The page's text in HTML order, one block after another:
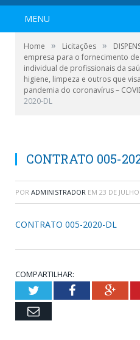
MENU
Home » Licitações »
empresa para o fornecimento
individual de profissionais da
higiene, limpeza e outros que
pandemia do coronavírus –
2020-DL
CONTRATO 005-
POR ADMINISTRADOR EM 23 DE
CONTRATO 005-2020-DL
COMPARTILHAR:
TwitterFacebook
Email